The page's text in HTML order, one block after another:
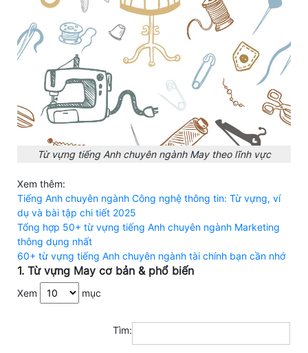
Từ vựng tiếng Anh chuyên ngành May theo lĩnh vực
Xem thêm:
Tiếng Anh chuyên ngành Công nghệ thông tin: Từ vựng, ví
dụ và bài tập chi tiết 2025
Tổng hợp 50+ từ vựng tiếng Anh chuyên ngành Marketing
thông dụng nhất
60+ từ vựng tiếng Anh chuyên ngành tài chính bạn cần nhớ
1. Từ vựng May cơ bản & phổ biến
Xem mục
Tìm: